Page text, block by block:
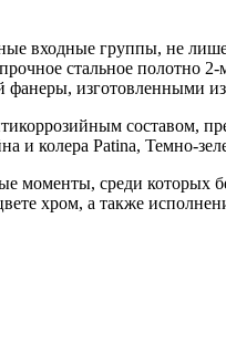
входные группы, не
стальное
изготовленными
составом,
и колера Patina, Темно-
среди которых
хром, а также